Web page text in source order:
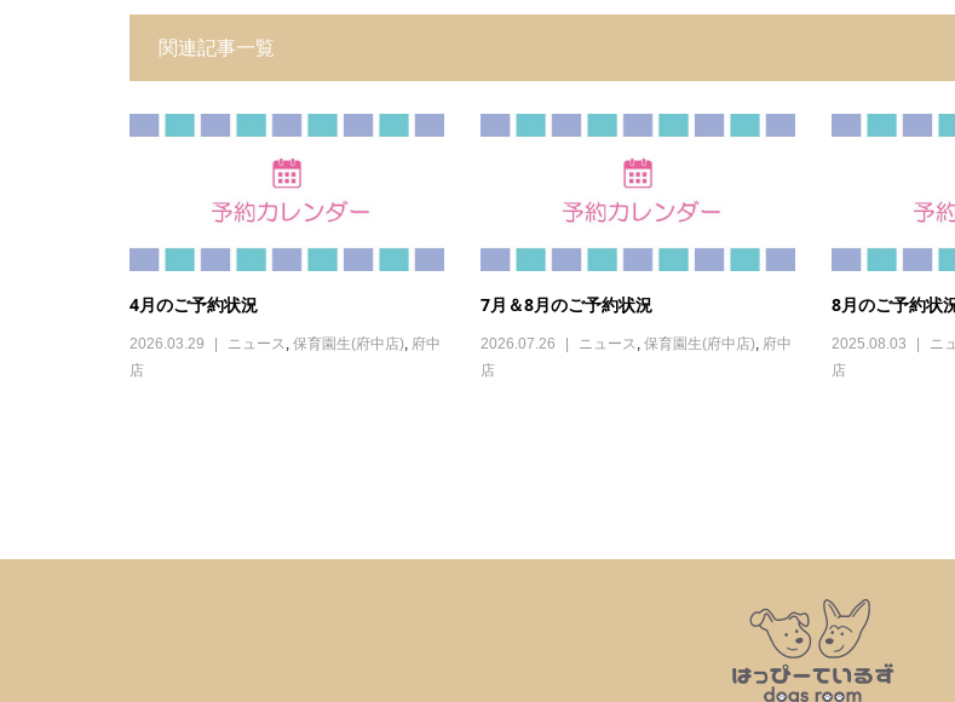
関連記事一覧
4月のご予約状況
2026.03.29 ニュース, 保育園生(府中店), 府中
店
7月＆8月のご予約状況
2026.07.26 ニュース, 保育園生(府中店), 府中
店
8月のご予約状
2025.08.03 ニ
店